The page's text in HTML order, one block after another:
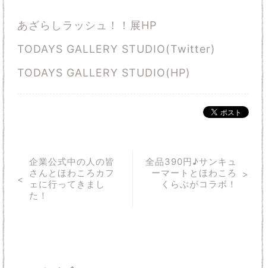
あざらしラッシュ！！展HP
TODAYS GALLERY STUDIO(Twitter)
TODAYS GALLERY STUDIO(HP)
企業公式中の人の皆
さんとほわころカフ
ェに行ってきまし
た！
全品390円♪サンキュ
ーマートとほわころ
くらぶがコラボ！